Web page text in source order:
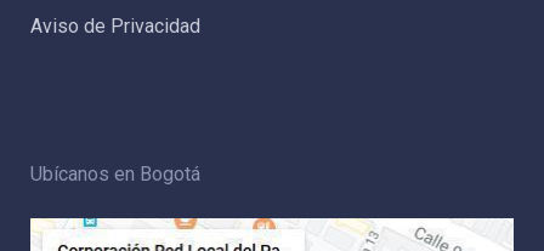
Aviso de Privacidad
Ubícanos en Bogotá